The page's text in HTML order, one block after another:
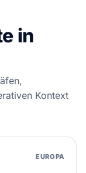
in
Kontext
EUROPA